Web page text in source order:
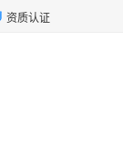
资质认证